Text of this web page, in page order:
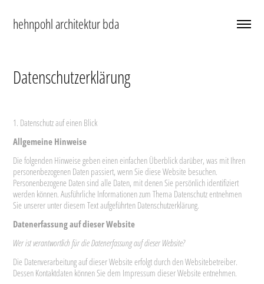
hehnpohl architektur bda
Datenschutzerklärung
1. Datenschutz auf einen Blick
Allgemeine Hinweise
Die folgenden Hinweise geben einen einfachen Überblick darüber, was mit Ihren
personenbezogenen Daten passiert, wenn Sie diese Website besuchen.
Personenbezogene Daten sind alle Daten, mit denen Sie persönlich identifiziert
werden können. Ausführliche Informationen zum Thema Datenschutz entnehmen
Sie unserer unter diesem Text aufgeführten Datenschutzerklärung.
Datenerfassung auf dieser Website
Wer ist verantwortlich für die Datenerfassung auf dieser Website?
Die Datenverarbeitung auf dieser Website erfolgt durch den Websitebetreiber.
Dessen Kontaktdaten können Sie dem Impressum dieser Website entnehmen.